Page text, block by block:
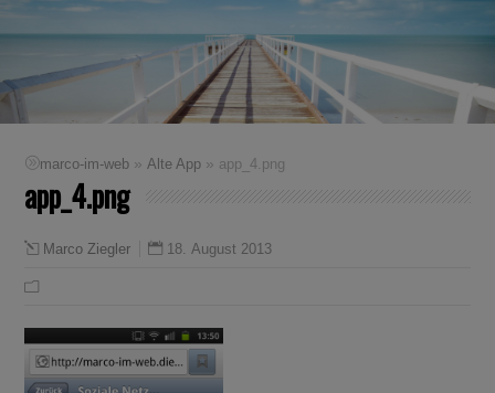
marco-im-web » Alte App » app_4.png
app_4.png
Marco Ziegler 18. August 2013